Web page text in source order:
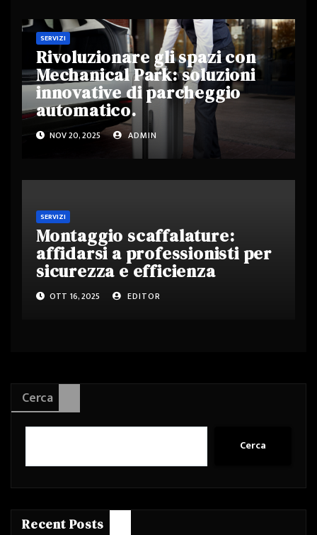
SERVIZI
Rivoluzionare gli spazi con
Mechanical Park: soluzioni
innovative di parcheggio
automatico.
NOV 20, 2025 ADMIN
SERVIZI
Montaggio scaffalature:
affidarsi a professionisti per
sicurezza e efficienza
OTT 16, 2025 EDITOR
Cerca
Cerca
Recent Posts